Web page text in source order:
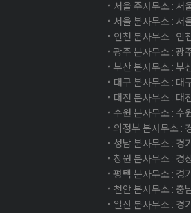
서울 주사무소 : 서
서울 분사무소 : 서
인천 분사무소 : 인
광주 분사무소 : 광
부산 분사무소 : 부
대구 분사무소 : 대
대전 분사무소 : 대
수원 분사무소 : 수
의정부 분사무소 :
성남 분사무소 : 경
창원 분사무소 : 경
평택 분사무소 : 경
천안 분사무소 : 충
일산 분사무소 : 경